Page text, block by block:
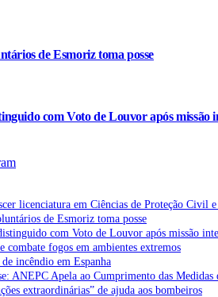
de Esmoriz toma posse
com Voto de Louvor após missão
licenciatura em Ciências de Proteção Civil
de Esmoriz toma posse
com Voto de Louvor após missão
combate fogos em ambientes extremos
incêndio em Espanha
ANEPC Apela ao Cumprimento das Medidas
extraordinárias” de ajuda aos bombeiros